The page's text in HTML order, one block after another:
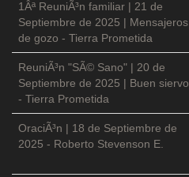
1Âª ReuniÃ³n familiar | 21 de
Septiembre de 2025 | Mensajeros
de gozo - Tierra Prometida
ReuniÃ³n "SÃ© Sano" | 20 de
Septiembre de 2025 | Buen siervo
- Tierra Prometida
OraciÃ³n | 18 de Septiembre de
2025 - Roberto Stevenson E.